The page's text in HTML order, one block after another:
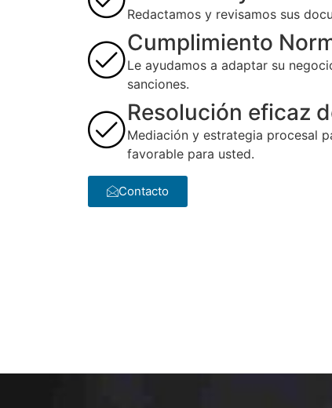
Redactamos y revisamos sus
Cumplimiento
Le ayudamos a adaptar su
sanciones.
Resolución eficaz
Mediación y estrategia procesal
favorable para usted.
Contacto